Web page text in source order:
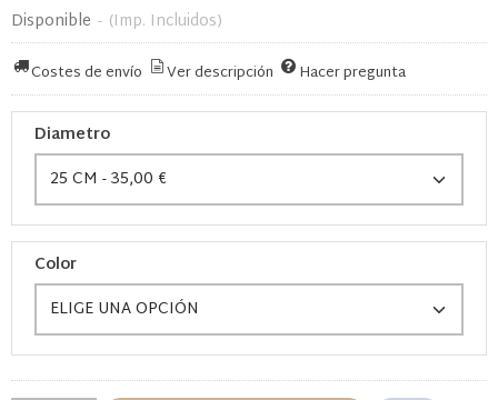
Disponible - (Imp. Incluidos)
Costes de envío Ver descripción Hacer pregunta
Diametro
Color